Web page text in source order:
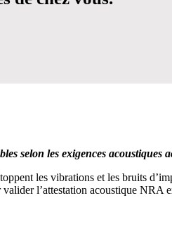
selon les exigences acoustiques
les vibrations et les bruits
l’attestation acoustique NRA